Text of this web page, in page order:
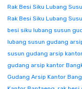
Rak Besi Siku Lubang
Rak Besi Siku Lubang
besi siku lubang susun
lubang susun gudang
susun gudang arsip
gudang arsip kantor
Gudang Arsip Kantor